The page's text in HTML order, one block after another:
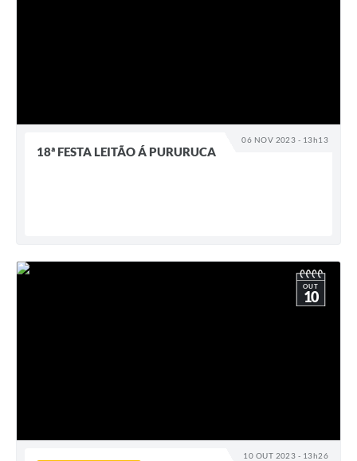
06 NOV 2023 - 13h13
18ª FESTA LEITÃO Á PURURUCA
10 OUT 2023 - 13h26
OUT
10